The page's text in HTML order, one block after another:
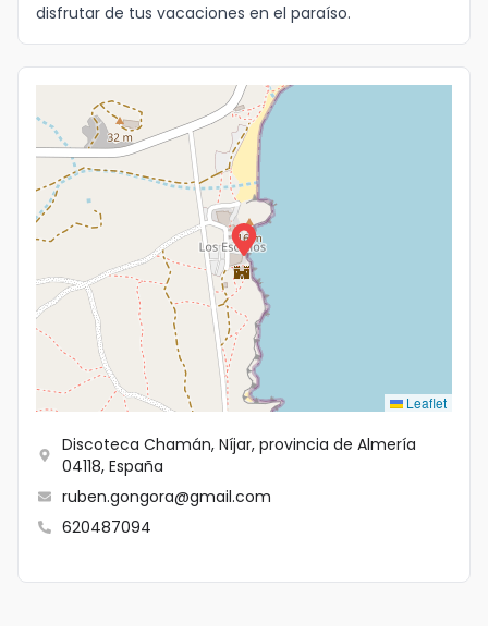
disfrutar de tus vacaciones en el paraíso.
Leaflet
Discoteca Chamán, Níjar, provincia de Almería
04118, España
ruben.gongora@gmail.com
620487094